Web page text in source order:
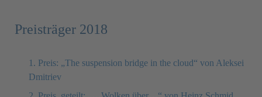
Preisträger 2018
1. Preis: „The suspension bridge in the cloud“ von Aleksei
Dmitriev